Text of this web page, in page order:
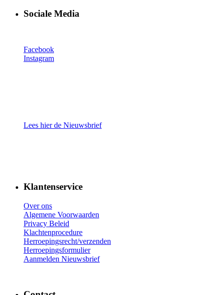
Sociale Media
Facebook
Instagram
Lees hier de Nieuwsbrief
Klantenservice
Over ons
Algemene Voorwaarden
Privacy Beleid
Klachtenprocedure
Herroepingsrecht/verzenden
Herroepingsformulier
Aanmelden Nieuwsbrief